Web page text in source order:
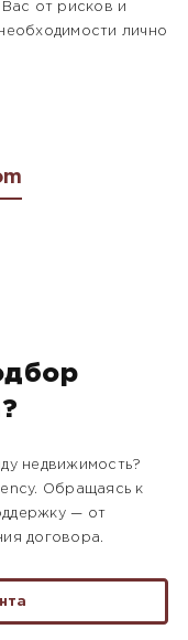
от рисков и
лично
недвижимость?
Обращаясь к
— от
договора.